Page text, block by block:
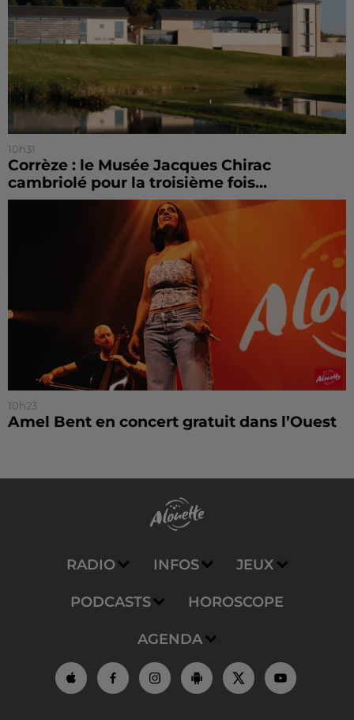
10h31
Corrèze : le Musée Jacques Chirac
cambriolé pour la troisième fois...
10h23
Amel Bent en concert gratuit dans l’Ouest
RADIO INFOS JEUX
PODCASTS HOROSCOPE
AGENDA